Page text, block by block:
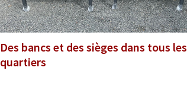
Des bancs et des sièges dans tous les
quartiers